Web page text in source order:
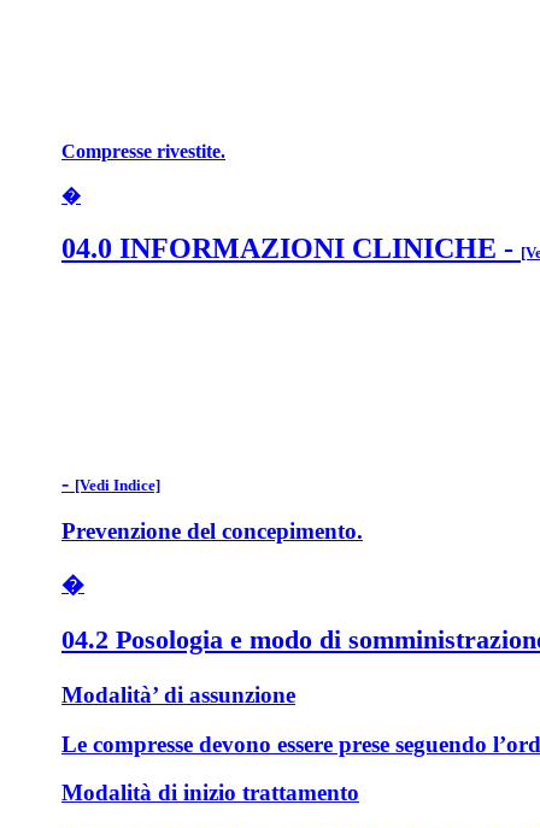
Compresse rivestite.
�
04.0 INFORMAZIONI CLINICHE -
- [Vedi Indice]
Prevenzione del concepimento.
�
04.2 Posologia e modo di
Modalità’ di assunzione
Le compresse devono essere prese seguendo
Modalità di inizio trattamento